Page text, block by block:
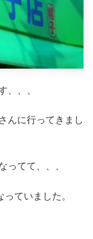
、、、
んに行ってきまし
ってて、、、
ていました。